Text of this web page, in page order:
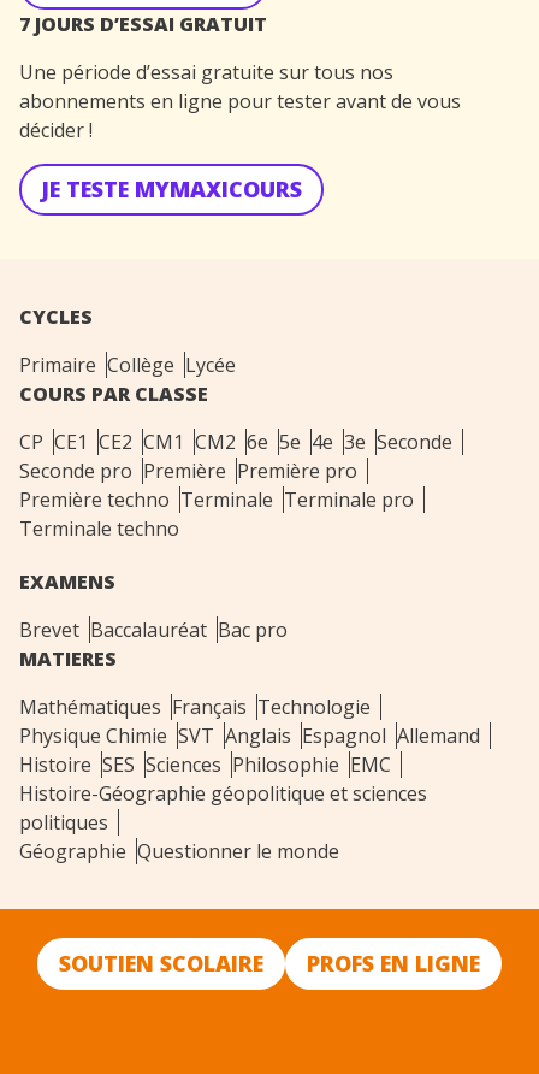
7 JOURS D’ESSAI GRATUIT
Une période d’essai gratuite sur tous nos
abonnements en ligne pour tester avant de vous
décider !
JE TESTE MYMAXICOURS
CYCLES
Primaire Collège Lycée
COURS PAR CLASSE
CP CE1 CE2 CM1 CM2 6e 5e 4e 3e Seconde
Seconde pro Première Première pro
Première techno Terminale Terminale pro
Terminale techno
EXAMENS
Brevet Baccalauréat Bac pro
MATIERES
Mathématiques Français Technologie
Physique Chimie SVT Anglais Espagnol Allemand
Histoire SES Sciences Philosophie EMC
Histoire-Géographie géopolitique et sciences
politiques
Géographie Questionner le monde
SOUTIEN SCOLAIRE PROFS EN LIGNE